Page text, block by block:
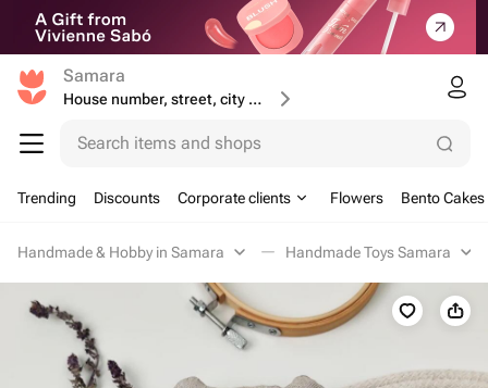
Samara
House number, street, city or postcode
Search items and shops
Trending Discounts Corporate clients Flowers Bento Cakes
Handmade & Hobby in Samara Handmade Toys Samara